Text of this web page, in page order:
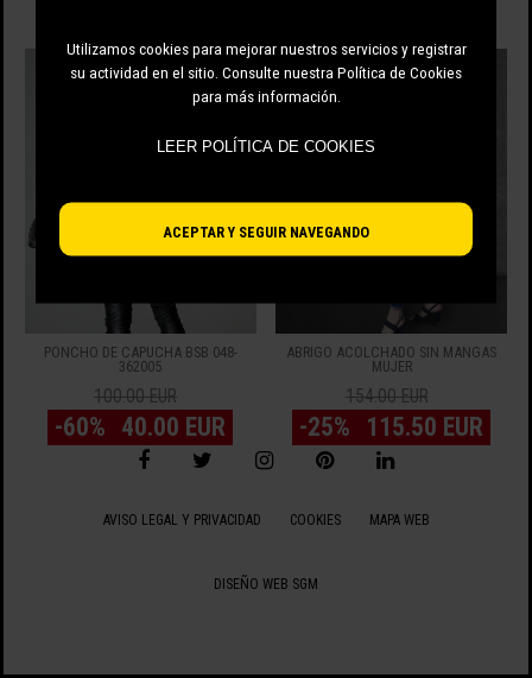
Utilizamos cookies para mejorar nuestros servicios y registrar
su actividad en el sitio. Consulte nuestra Política de Cookies
para más información.
ACEPTAR Y SEGUIR NAVEGANDO
PONCHO DE CAPUCHA BSB 048-
362005
100.00 EUR
-60% 40.00 EUR
ABRIGO ACOLCHADO SIN MANGAS
MUJER
154.00 EUR
-25% 115.50 EUR
AVISO LEGAL Y PRIVACIDAD COOKIES MAPA WEB
DISEÑO WEB SGM
LEER POLÍTICA DE COOKIES